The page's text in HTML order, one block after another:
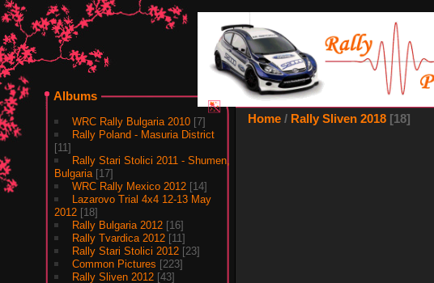
Albums
WRC Rally Bulgaria 2010 [7]
Rally Poland - Masuria District
[11]
Rally Stari Stolici 2011 - Shumen,
Bulgaria [17]
WRC Rally Mexico 2012 [14]
Lazarovo Trial 4x4 12-13 May
2012 [18]
Rally Bulgaria 2012 [16]
Rally Tvardica 2012 [11]
Rally Stari Stolici 2012 [23]
Common Pictures [223]
Rally Sliven 2012 [43]
Home / Rally Sliven 2018 [18]